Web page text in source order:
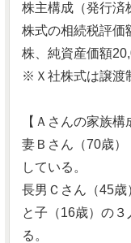
株主構成（発行済
株式の相続税評価
株、純資産価額
※Ｘ社株式は譲渡
【Ａさんの家族構
妻Ｂさん（70歳
している。
長男Ｃさん（45歳
と子（16歳）の
る。